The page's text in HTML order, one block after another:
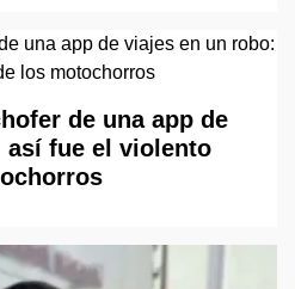
de una app de
así fue el violento